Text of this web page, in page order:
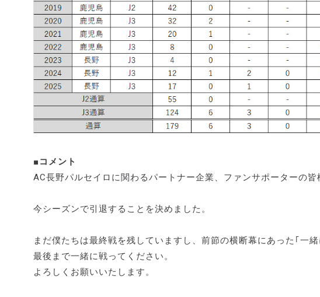
■コメント
AC長野パルセイロに関わるパートナー企業、ファンサポーターの
今シーズンで引退することを決めました。
まだ僕たちは最終戦を残していますし、前節の横断幕にあった｢一
最後まで一緒に戦ってください。
よろしくお願いいたします。